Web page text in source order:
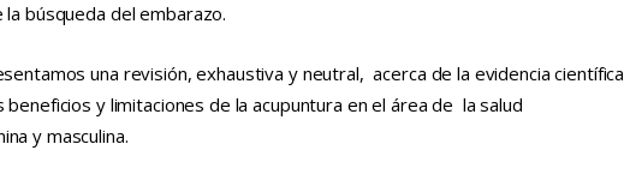
búsqueda del embarazo.
una revisión, exhaustiva y neutral, acerca de la evidencia científica
y limitaciones de la acupuntura en el área de la salud
y masculina.